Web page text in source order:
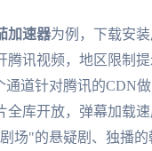
加速器为例，下载安
讯视频，地区限制
道针对腾讯的CDN
库开放，弹幕加载
场"的悬疑剧、独播的